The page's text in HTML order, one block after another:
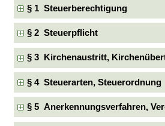
§ 1 Steuerberechtigung
§ 2 Steuerpflicht
§ 3 Kirchenaustritt,
§ 4 Steuerarten, Steuerordnung
§ 5 Anerkennungsverfahren,